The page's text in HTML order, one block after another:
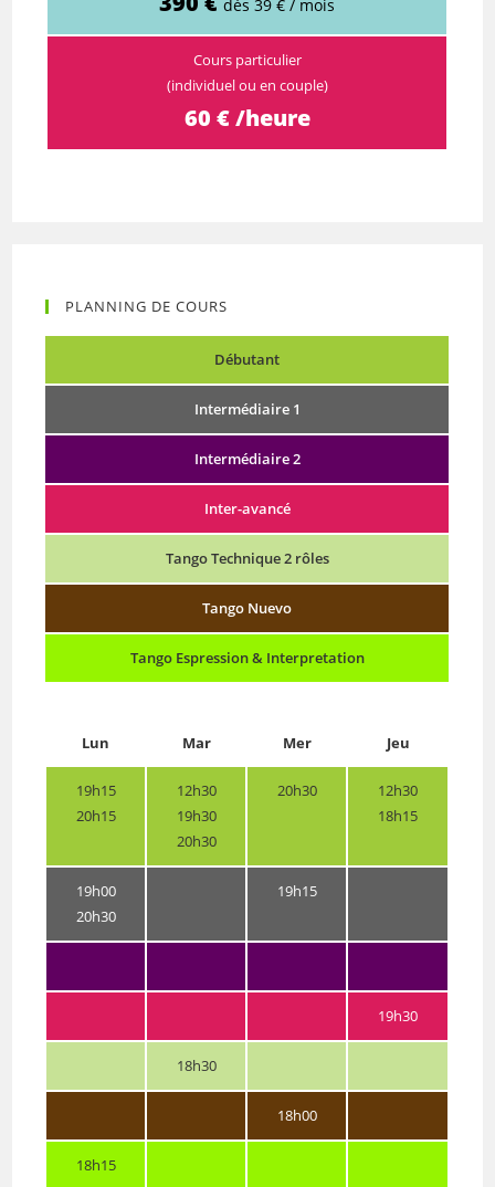
dès 39 € / mois
Cours particulier
(individuel ou en couple)
60 € /heure
PLANNING DE COURS
Débutant
Intermédiaire 1
Intermédiaire 2
Inter-avancé
Tango Technique 2 rôles
Tango Nuevo
Tango Espression & Interpretation
Lun Mar Mer Jeu
19h15
20h15
12h30
19h30
20h30
20h30
12h30
18h15
19h00
20h30
19h15
19h30
18h30
18h00
18h15